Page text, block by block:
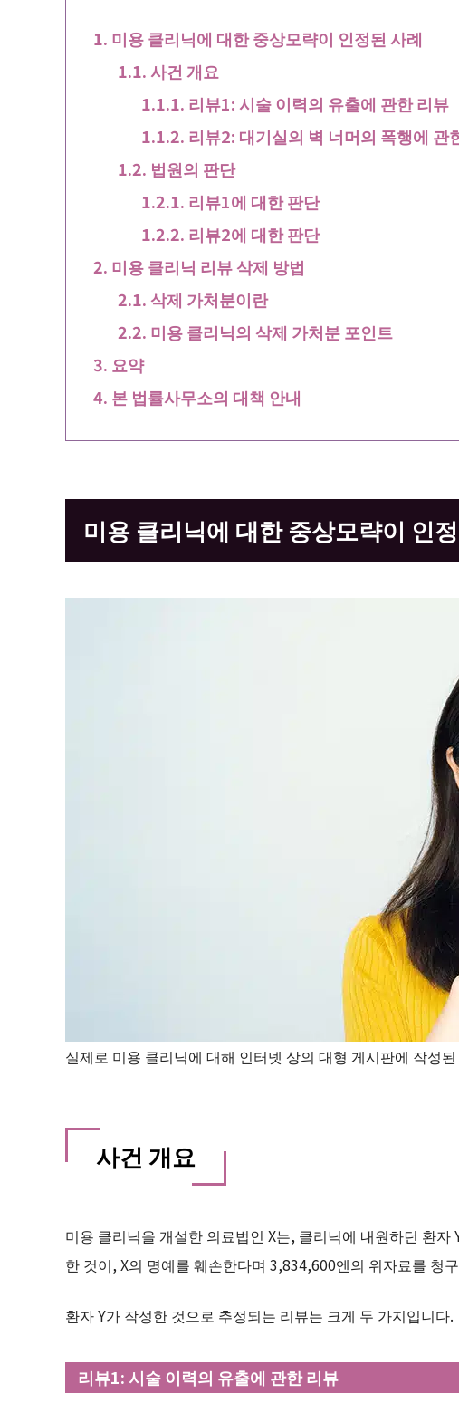
미용 클리닉에 대한 중상모략이 인정된 사례
사건 개요
리뷰1: 시술 이력의 유출에 관한 리뷰
리뷰2: 대기실의 벽 너머의 폭행에 관
법원의 판단
리뷰1에 대한 판단
리뷰2에 대한 판단
미용 클리닉 리뷰 삭제 방법
삭제 가처분이란
미용 클리닉의 삭제 가처분 포인트
요약
본 법률사무소의 대책 안내
미용 클리닉에 대한 중상모략이 인
실제로 미용 클리닉에 대해 인터넷 상의 대형 게시판에 작성
사건 개요
미용 클리닉을 개설한 의료법인 X는, 클리닉에 내원하던 환
한 것이, X의 명예를 훼손한다며 3,834,600엔의 위자료를 청
환자 Y가 작성한 것으로 추정되는 리뷰는 크게 두 가지입니다.
리뷰1: 시술 이력의 유출에 관한 리뷰